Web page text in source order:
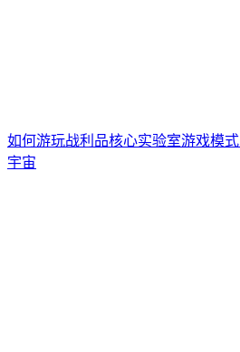
如何游玩战利品核心实验室游戏模式
宇宙